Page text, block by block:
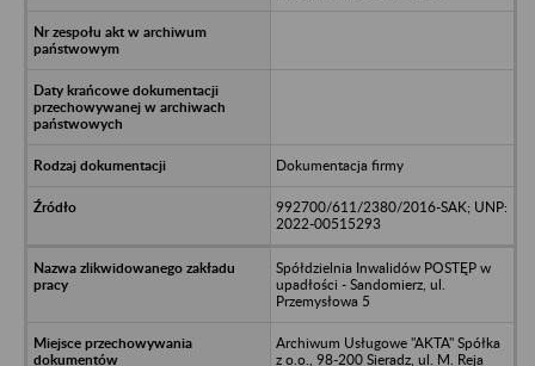
Dokumentacja firmy
992700/611/2380/2016-SAK; UNP:
2022-00515293
Spółdzielnia Inwalidów POSTĘP w
upadłości - Sandomierz, ul.
Przemysłowa 5
Archiwum Usługowe "AKTA" Spółka
z o.o., 98-200 Sieradz, ul. M. Reja